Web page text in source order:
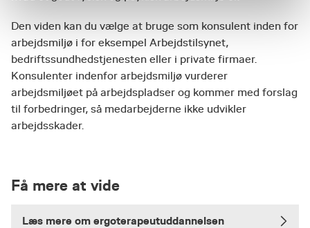
Den viden kan du vælge at bruge som konsulent inden for
arbejdsmiljø i for eksempel Arbejdstilsynet,
bedriftssundhedstjenesten eller i private firmaer.
Konsulenter indenfor arbejdsmiljø vurderer
arbejdsmiljøet på arbejdspladser og kommer med forslag
til forbedringer, så medarbejderne ikke udvikler
arbejdsskader.
Få mere at vide
Læs mere om ergoterapeutuddannelsen